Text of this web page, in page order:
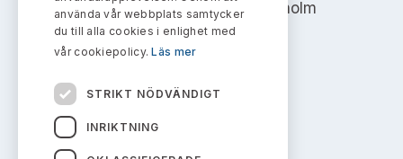
Address: Box 7354, 103 90 Stockholm
info@aktiemarknadsnamnden.se
Om innehållet
Om webbplatsen
använda vår webbplats samtycker
du till alla cookies i enlighet med
vår cookiepolicy.Läs mer
STRIKT NÖDVÄNDIGT
INRIKTNING